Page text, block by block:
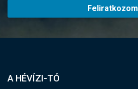
Feliratkozom
A HÉVÍZI-TÓ